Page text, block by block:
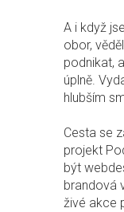
A i když
obor,
podnikat,
úplně.
hlubším
Cesta se
projekt
být
brandová
živé akce